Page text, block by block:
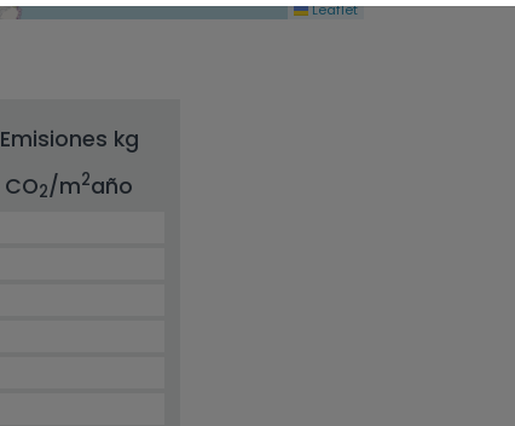
Leaflet
Emisiones kg
CO2/m2año